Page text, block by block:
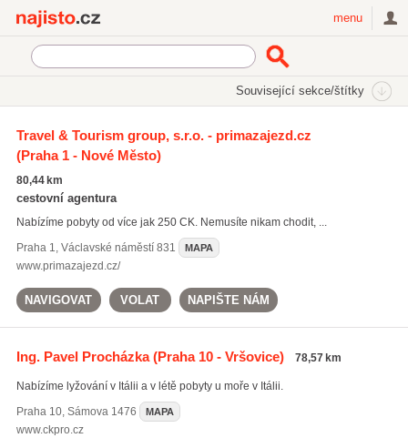
menu
Související sekce/štítky
Ubytování (11044)
Regionální informace
Cestovní kanceláře a agentury
Všechny související sekce
Travel & Tourism group, s.r.o. - primazajezd.cz
(Praha 1 - Nové Město)
80,44 km
cestovní agentura
Nabízíme pobyty od více jak 250 CK. Nemusíte nikam chodit, ...
Praha 1, Václavské náměstí 831 MAPA
www.primazajezd.cz/
NAVIGOVAT VOLAT NAPIŠTE NÁM
Ing. Pavel Procházka(Praha 10 - Vršovice) 78,57 km
Nabízíme lyžování v Itálii a v létě pobyty u moře v Itálii.
Praha 10, Sámova 1476 MAPA
www.ckpro.cz